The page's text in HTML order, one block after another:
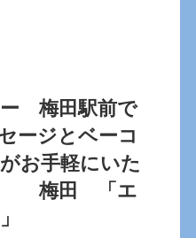
ー 梅田駅前で
ージとベーコ
お手軽にいた
梅田 「エ